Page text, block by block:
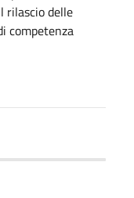
rilascio delle
competenza